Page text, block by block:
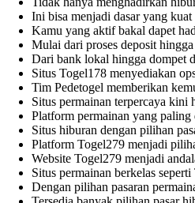
Ini bisa menjadi dasar yang
Kamu yang aktif bakal dapet
Mulai dari proses deposit
Dari bank lokal hingga dompet
Situs Togel178 menyediakan
Tim Pedetogel memberikan
Situs permainan terpercaya kini
Platform permainan yang
Situs hiburan dengan pilihan
Platform Togel279 menjadi
Website Togel279 menjadi
Situs permainan berkelas seperti
Dengan pilihan pasaran